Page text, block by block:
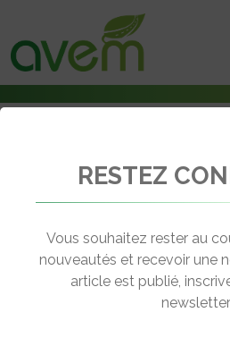
Camion électrique : Le comportement
← Revenir aux actualités
RESTEZ
Vous souhaitez rester au
nouveautés et recevoir une
article est publié,